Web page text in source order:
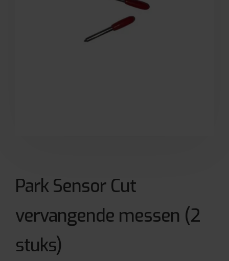
Park Sensor Cut
vervangende messen (2
stuks)